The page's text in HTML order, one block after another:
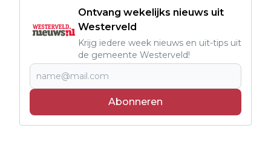
Ontvang wekelijks nieuws uit
Westerveld
Krijg iedere week nieuws en uit-tips uit
de gemeente Westerveld!
Abonneren